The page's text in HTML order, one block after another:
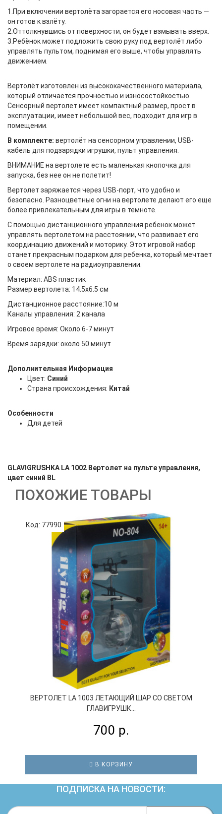
1.При включении вертолёта загорается его носовая часть —
он готов к взлёту.
2.Оттолкнувшись от поверхности, он будет взмывать вверх.
3.Ребёнок может подложить свою руку под вертолёт либо
управлять пультом, поднимая его выше, чтобы управлять
движением.
Вертолёт изготовлен из высококачественного материала,
который отличается прочностью и износостойкостью.
Сенсорный вертолет имеет компактный размер, прост в
эксплуатации, имеет небольшой вес, подходит для игр в
помещении.
В комплекте: вертолёт на сенсорном управлении, USB-
кабель для подзарядки игрушки, пульт управления.
ВНИМАНИЕ на вертолете есть маленькая кнопочка для
запуска, без нее он не полетит!
Вертолет заряжается через USB-порт, что удобно и
безопасно. Разноцветные огни на вертолете делают его еще
более привлекательным для игры в темноте.
С помощью дистанционного управления ребенок может
управлять вертолетом на расстоянии, что развивает его
координацию движений и моторику. Этот игровой набор
станет прекрасным подарком для ребенка, который мечтает
о своем вертолете на радиоуправлении.
Материал: ABS пластик
Размер вертолета: 14.5x6.5 см
Дистанционное расстояние:10 м
Каналы управления: 2 канала
Игровое время: Около 6-7 минут
Время зарядки: около 50 минут
Дополнительная Информация
Цвет: Синий
Страна происхождения: Китай
Особенности
Для детей
GLAVIGRUSHKA LA 1002 Вертолет на пульте управления,
цвет синий BL
ПОХОЖИЕ ТОВАРЫ
Код: 77990
ВЕРТОЛЕТ LA 1003 ЛЕТАЮЩИЙ ШАР СО СВЕТОМ
ГЛАВИГРУШК...
700 р.
В КОРЗИНУ
ПОДПИСКА НА НОВОСТИ: